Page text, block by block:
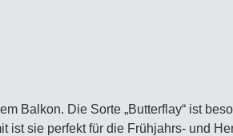
Balkon. Die Sorte „Butterflay“ ist
ist sie perfekt für die Frühjahrs- und